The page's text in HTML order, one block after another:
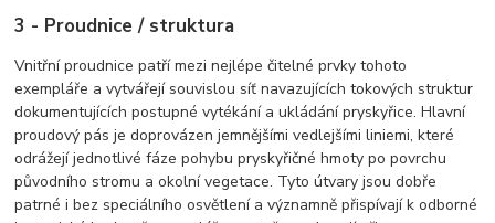
3 - Proudnice / struktura
Vnitřní proudnice patří mezi nejlépe čitelné prvky tohoto
exempláře a vytvářejí souvislou síť navazujících tokových struktur
dokumentujících postupné vytékání a ukládání pryskyřice. Hlavní
proudový pás je doprovázen jemnějšími vedlejšími liniemi, které
odrážejí jednotlivé fáze pohybu pryskyřičné hmoty po povrchu
původního stromu a okolní vegetace. Tyto útvary jsou dobře
patrné i bez speciálního osvětlení a významně přispívají k odborné